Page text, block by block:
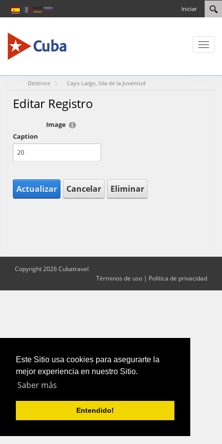
Este Sitio usa cookies para asegurarte la
mejor experiencia en nuestro Sitio.
Saber más
Entendido!
Iniciar
Toggle
Destinos Cayo Largo, Isla de la Juventud
Editar Registro
Image
Caption
Actualizar Cancelar Eliminar
Copyright 2026 Cubatravel
Términos de uso | Política de privacidad